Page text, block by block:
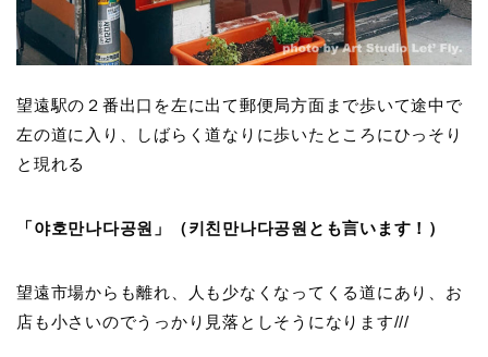
望遠駅の２番出口を左に出て郵便局方面まで歩いて途中で
左の道に入り、しばらく道なりに歩いたところにひっそり
と現れる
「야호만나다공원」（키친만나다공원とも言います！）
望遠市場からも離れ、人も少なくなってくる道にあり、お
店も小さいのでうっかり見落としそうになります///